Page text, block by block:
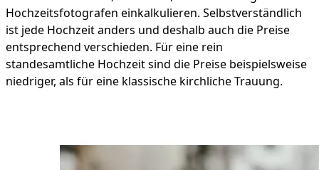
Hochzeitsfotografen einkalkulieren. Selbstverständlich
ist jede Hochzeit anders und deshalb auch die Preise
entsprechend verschieden. Für eine rein
standesamtliche Hochzeit sind die Preise beispielsweise
niedriger, als für eine klassische kirchliche Trauung.